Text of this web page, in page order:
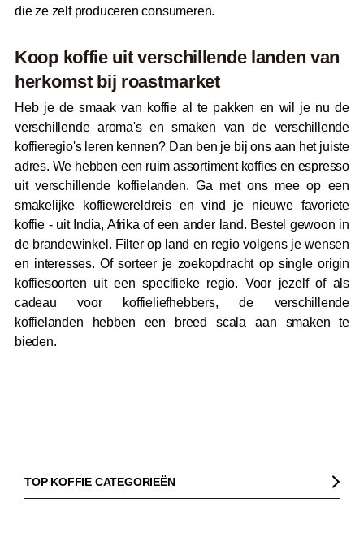
die ze zelf produceren consumeren.
Koop koffie uit verschillende landen van
herkomst bij roastmarket
Heb je de smaak van koffie al te pakken en wil je nu de
verschillende aroma's en smaken van de verschillende
koffieregio's leren kennen? Dan ben je bij ons aan het juiste
adres. We hebben een ruim assortiment koffies en espresso
uit verschillende koffielanden. Ga met ons mee op een
smakelijke koffiewereldreis en vind je nieuwe favoriete
koffie - uit India, Afrika of een ander land. Bestel gewoon in
de brandewinkel. Filter op land en regio volgens je wensen
en interesses. Of sorteer je zoekopdracht op single origin
koffiesoorten uit een specifieke regio. Voor jezelf of als
cadeau voor koffieliefhebbers, de verschillende
koffielanden hebben een breed scala aan smaken te
bieden.
TOP KOFFIE CATEGORIEËN